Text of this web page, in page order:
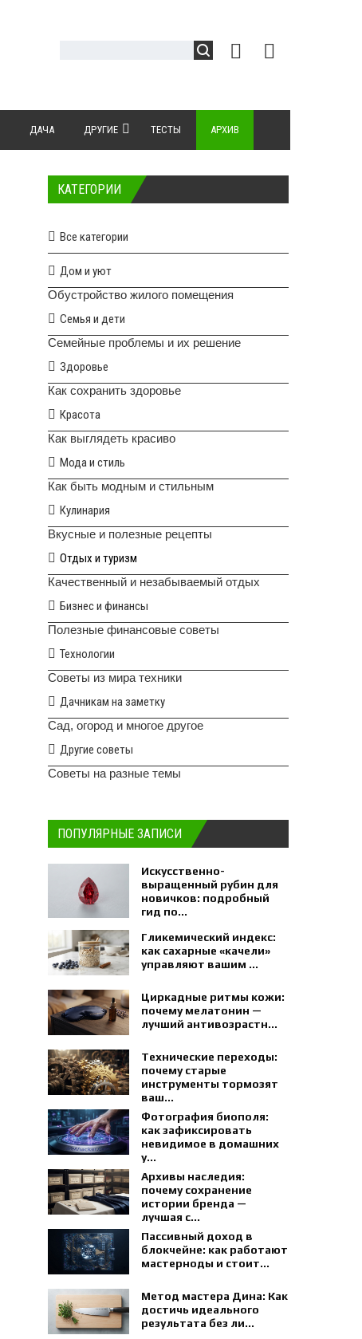
ДАЧА ДРУГИЕ ТЕСТЫ АРХИВ
КАТЕГОРИИ
Все категории
Дом и уют
Обустройство жилого помещения
Семья и дети
Семейные проблемы и их решение
Здоровье
Как сохранить здоровье
Красота
Как выглядеть красиво
Мода и стиль
Как быть модным и стильным
Кулинария
Вкусные и полезные рецепты
Отдых и туризм
Качественный и незабываемый отдых
Бизнес и финансы
Полезные финансовые советы
Технологии
Советы из мира техники
Дачникам на заметку
Сад, огород и многое другое
Другие советы
Советы на разные темы
ПОПУЛЯРНЫЕ ЗАПИСИ
Искусственно-
выращенный рубин для
новичков: подробный
гид по...
Гликемический индекс:
как сахарные «качели»
управляют вашим ...
Циркадные ритмы кожи:
почему мелатонин —
лучший антивозрастн...
Технические переходы:
почему старые
инструменты тормозят
ваш...
Фотография биополя:
как зафиксировать
невидимое в домашних
у...
Архивы наследия:
почему сохранение
истории бренда —
лучшая с...
Пассивный доход в
блокчейне: как работают
мастерноды и стоит...
Метод мастера Дина: Как
достичь идеального
результата без ли...